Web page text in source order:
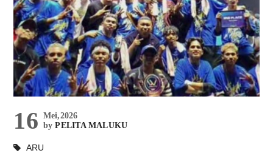
16 Mei,2026
byPELITA MALUKU
ARU